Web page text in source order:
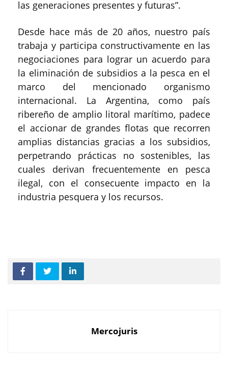
las generaciones presentes y futuras”.
Desde hace más de 20 años, nuestro país
trabaja y participa constructivamente en las
negociaciones para lograr un acuerdo para
la eliminación de subsidios a la pesca en el
marco del mencionado organismo
internacional. La Argentina, como país
ribereño de amplio litoral marítimo, padece
el accionar de grandes flotas que recorren
amplias distancias gracias a los subsidios,
perpetrando prácticas no sostenibles, las
cuales derivan frecuentemente en pesca
ilegal, con el consecuente impacto en la
industria pesquera y los recursos.
Mercojuris